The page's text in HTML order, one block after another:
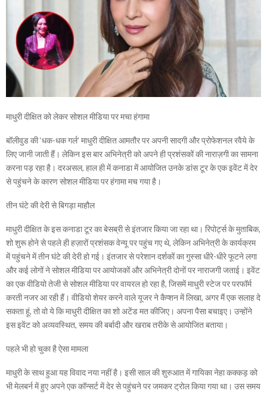
माधुरी दीक्षित को लेकर सोशल मीडिया पर मचा हंगामा
बॉलीवुड की ‘धक-धक गर्ल’ माधुरी दीक्षित आमतौर पर अपनी सादगी और प्रोफेशनल रवैये के
लिए जानी जाती हैं। लेकिन इस बार अभिनेत्री को अपने ही प्रशंसकों की नाराज़गी का सामना
करना पड़ रहा है। दरअसल, हाल ही में कनाडा में आयोजित उनके डांस टूर के एक इवेंट में देर
से पहुंचने के कारण सोशल मीडिया पर हंगामा मच गया है।
तीन घंटे की देरी से बिगड़ा माहौल
माधुरी दीक्षित के इस कनाडा टूर का बेसब्री से इंतजार किया जा रहा था। रिपोर्ट्स के मुताबिक,
शो शुरू होने से पहले ही हज़ारों प्रशंसक वेन्यू पर पहुंच गए थे, लेकिन अभिनेत्री के कार्यक्रम
में पहुंचने में तीन घंटे की देरी हो गई। इंतजार से परेशान दर्शकों का गुस्सा धीरे-धीरे फूटने लगा
और कई लोगों ने सोशल मीडिया पर आयोजकों और अभिनेत्री दोनों पर नाराजगी जताई। इवेंट
का एक वीडियो तेजी से सोशल मीडिया पर वायरल हो रहा है, जिसमें माधुरी स्टेज पर परफॉर्म
करती नजर आ रही हैं। वीडियो शेयर करने वाले यूजर ने कैप्शन में लिखा, अगर मैं एक सलाह दे
सकता हूं, तो वो ये कि माधुरी दीक्षित का शो अटेंड मत कीजिए। अपना पैसा बचाइए। उन्होंने
इस इवेंट को अव्यवस्थित, समय की बर्बादी और खराब तरीके से आयोजित बताया।
पहले भी हो चुका है ऐसा मामला
माधुरी के साथ हुआ यह विवाद नया नहीं है। इसी साल की शुरुआत में गायिका नेहा कक्कड़ को
भी मेलबर्न में हुए अपने एक कॉन्सर्ट में देर से पहुंचने पर जमकर ट्रोल किया गया था। उस समय